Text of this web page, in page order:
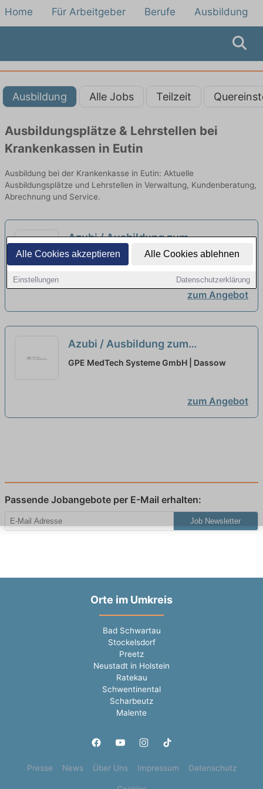
Alle Cookies akzeptieren Alle Cookies ablehnen
Einstellungen Datenschutzerklärung
Home Für Arbeitgeber Berufe Ausbildung
Ausbildung Alle Jobs Teilzeit
Ausbildungsplätze & Lehrstellen bei
Krankenkassen in Eutin
Ausbildung bei der Krankenkasse in Eutin: Aktuelle
Ausbildungsplätze und Lehrstellen in Verwaltung, Kundenberatung,
Abrechnung und Service.
Azubi / Ausbildung zum
Industriemechaniker (m/w/d) neu
GPE MedTech Systeme GmbH | Dassow
zum Angebot
Azubi / Ausbildung zum
Kunststoff-/ Kautschuktechnologe
GPE MedTech Systeme GmbH | Dassow
zum Angebot
Passende Jobangebote per E-Mail erhalten:
Job Newsletter
Orte im Umkreis
Bad Schwartau
Stockelsdorf
Preetz
Neustadt in Holstein
Ratekau
Schwentinental
Scharbeutz
Malente
Presse News Über Uns Impressum Datenschutz